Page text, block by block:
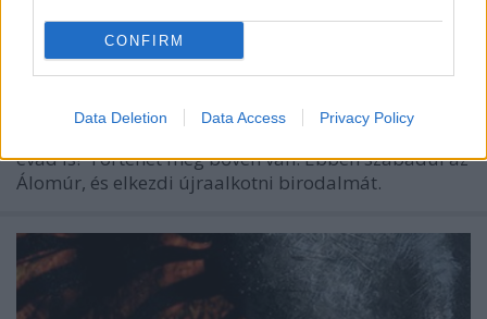
CONFIRM
Data Deletion Data Access Privacy Policy
Szemrevaló
BBerni86
Szerintem nem csak én néztem örömmel, hogy kelt
életre Gaiman képregénye. Sandman - jöhet a 2.
évad is? Történet még bőven van. Ebben szabadul az
Álomúr, és elkezdi újraalkotni birodalmát.